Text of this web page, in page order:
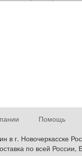
Помощь
в г. Новочеркасске
по всей России,